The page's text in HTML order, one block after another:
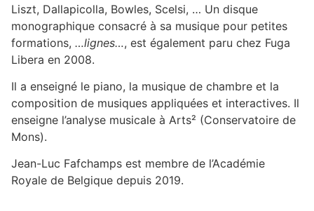
Liszt, Dallapicolla, Bowles, Scelsi, … Un disque
monographique consacré à sa musique pour petites
formations, …lignes…, est également paru chez Fuga
Libera en 2008.
Il a enseigné le piano, la musique de chambre et la
composition de musiques appliquées et interactives. Il
enseigne l’analyse musicale à Arts² (Conservatoire de
Mons).
Jean-Luc Fafchamps est membre de l’Académie
Royale de Belgique depuis 2019.